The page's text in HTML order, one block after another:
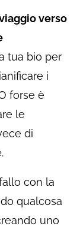
verso
tua bio per
i
forse è
le
di
con la
qualcosa
uno